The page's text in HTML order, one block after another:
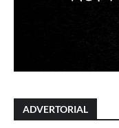
ADVERTORIAL